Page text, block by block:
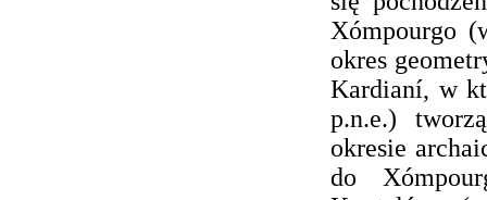
Xómpourgo
okres
Kardianí, w
p.n.e.)
okresie
do